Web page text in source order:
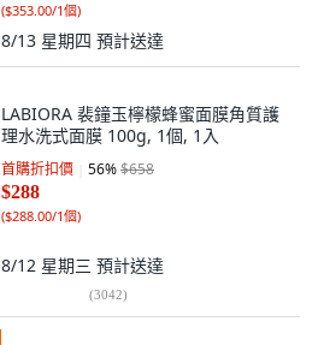
($353.00/1個)
8/13 星期四 預計送達
LABIORA 裴鐘玉檸檬蜂蜜面膜角質護
理水洗式面膜 100g, 1個, 1入
首購折扣價 56%$658
$288
($288.00/1個)
8/12 星期三 預計送達
(3042)